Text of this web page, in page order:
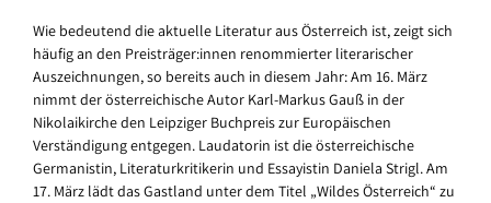
Wie bedeutend die aktuelle Literatur aus Österreich ist, zeigt sich
häufig an den Preisträger:innen renommierter literarischer
Auszeichnungen, so bereits auch in diesem Jahr: Am 16. März
nimmt der österreichische Autor Karl-Markus Gauß in der
Nikolaikirche den Leipziger Buchpreis zur Europäischen
Verständigung entgegen. Laudatorin ist die österreichische
Germanistin, Literaturkritikerin und Essayistin Daniela Strigl. Am
17. März lädt das Gastland unter dem Titel „Wildes Österreich“ zu